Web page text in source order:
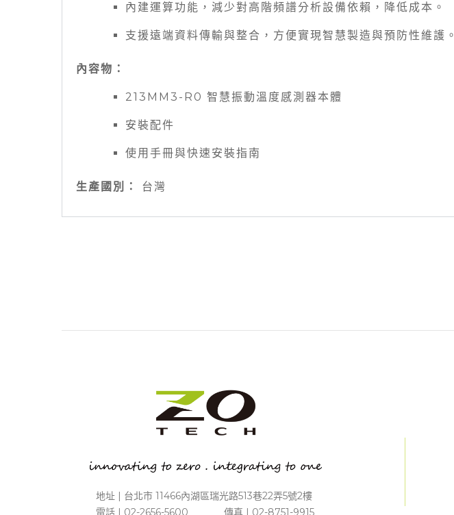
內建運算功能，減少對高階頻譜分析設備依賴，降低成本。
支援遠端資料傳輸與整合，方便實現智慧製造與預防性維護。
內容物：
213MM3-R0 智慧振動溫度感測器本體
安裝配件
使用手冊與快速安裝指南
生產國別： 台灣
地址 | 台北市 11466內湖區瑞光路513巷22弄5號2樓
電話 | 02-2656-5600 傳真 | 02-8751-9915